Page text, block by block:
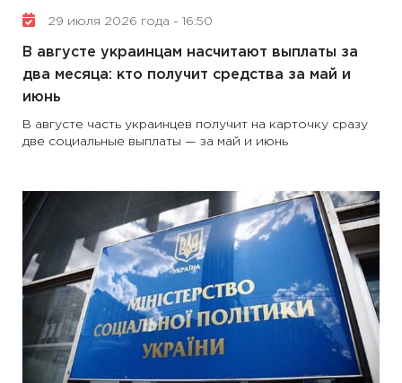
29 июля 2026 года - 16:50
В августе украинцам насчитают выплаты за
два месяца: кто получит средства за май и
июнь
В августе часть украинцев получит на карточку сразу
две социальные выплаты — за май и июнь